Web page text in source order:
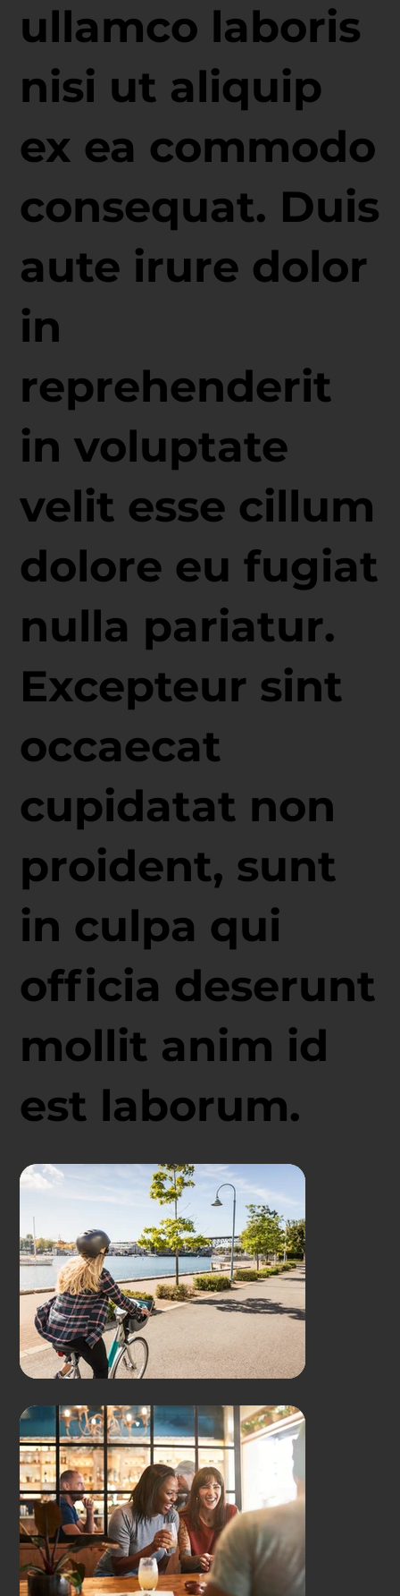
ullamco laboris
nisi ut aliquip
ex ea commodo
consequat. Duis
aute irure dolor
in
reprehenderit
in voluptate
velit esse cillum
dolore eu fugiat
nulla pariatur.
Excepteur sint
occaecat
cupidatat non
proident, sunt
in culpa qui
officia deserunt
mollit anim id
est laborum.